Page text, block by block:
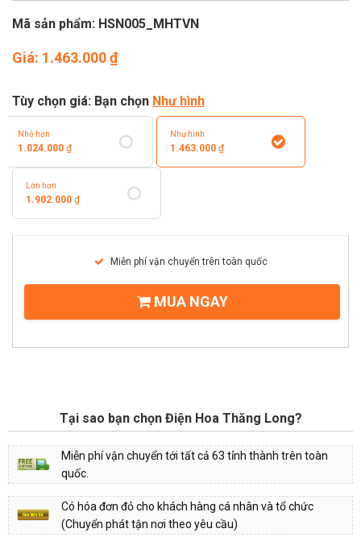
Mã sản phẩm: HSN005_MHTVN
Giá: 1.463.000₫
Tùy chọn giá: Bạn chọn Như hình
Nhỏ hơn
1.024.000 ₫
Như hình
1.463.000₫
Lớn hơn
1.902.000 ₫
Miễn phí vận chuyển trên toàn quốc
MUA NGAY
Tại sao bạn chọn Điện Hoa Thăng Long?
Miễn phí vận chuyển tới tất cả 63 tỉnh thành trên toàn
quốc.
Có hóa đơn đỏ cho khách hàng cá nhân và tổ chức
(Chuyển phát tận nơi theo yêu cầu)